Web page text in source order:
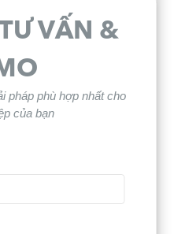
VẤN &
pháp phù hợp nhất cho
của bạn
và nhấn nút
chuẩn bị dữ liệu